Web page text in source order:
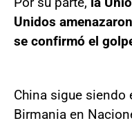
Unidos
se confirmó el
China sigue
Birmania en